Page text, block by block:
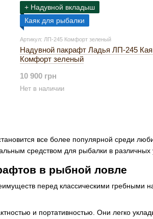
все более популярной среди
средством для рыбалки в различных
в рыбной ловле
перед классическими гребными
и портативностью. Они легко
+ Надувной вкладыш
Каяк для рыбалки
Артикул: ЛП-245 Комфорт зеленый
Надувной пакрафт Ладья ЛП-245
Комфорт зеленый
10 900 грн
Нет в наличии